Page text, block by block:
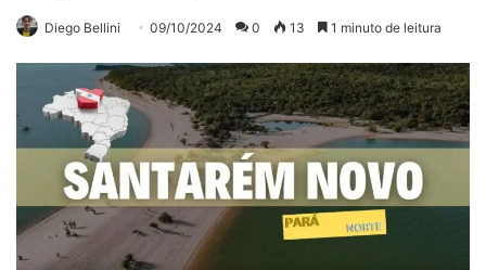
Diego Bellini 09/10/2024 0 13 1 minuto de leitura